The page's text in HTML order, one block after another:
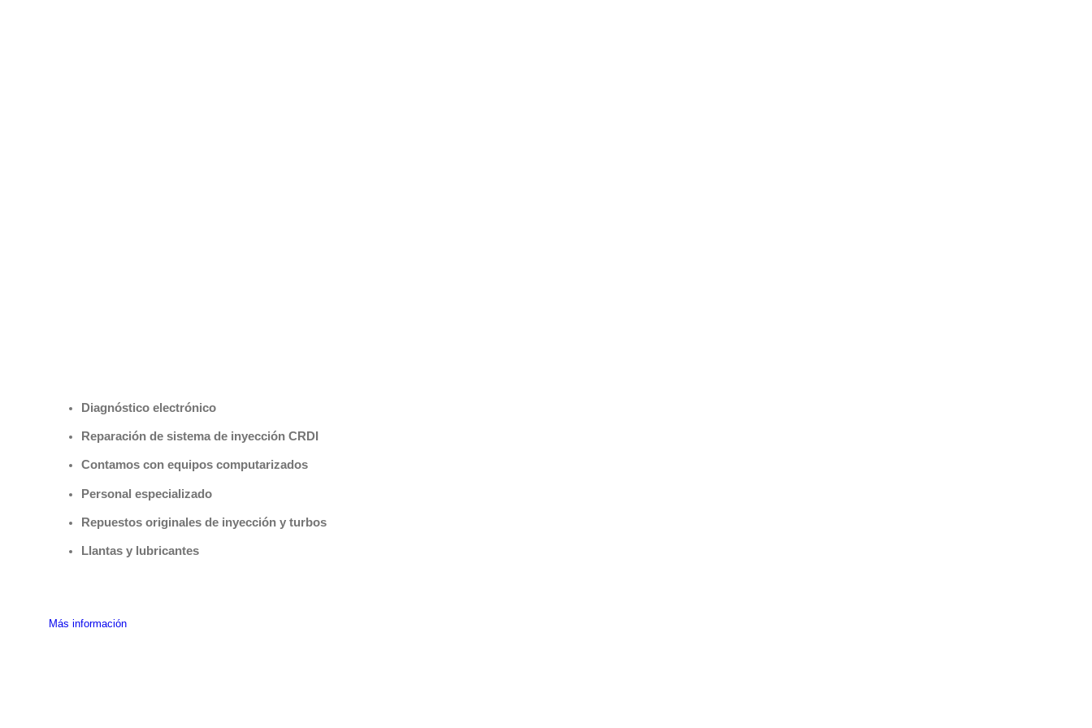
Diagnóstico electrónico
Reparación de sistema de inyección CRDI
Contamos con equipos computarizados
Personal especializado
Repuestos originales de inyección y turbos
Llantas y lubricantes
Más información